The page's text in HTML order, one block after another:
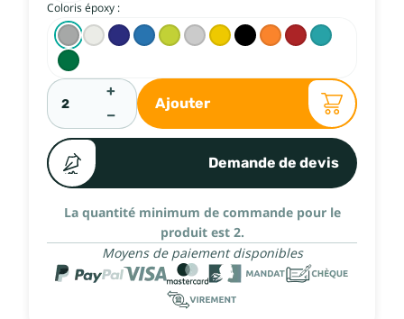
Coloris époxy :
+
−
Ajouter
Demande de devis
La quantité minimum de commande pour le
produit est 2.
Moyens de paiement disponibles